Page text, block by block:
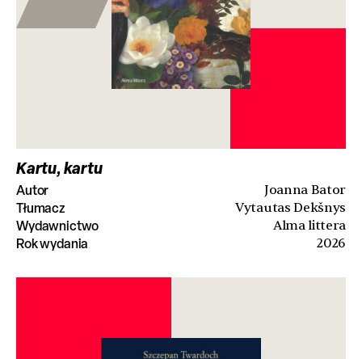
Kartu, kartu
Autor Joanna Bator
Tłumacz Vytautas Dekšnys
Wydawnictwo Alma littera
Rok wydania 2026